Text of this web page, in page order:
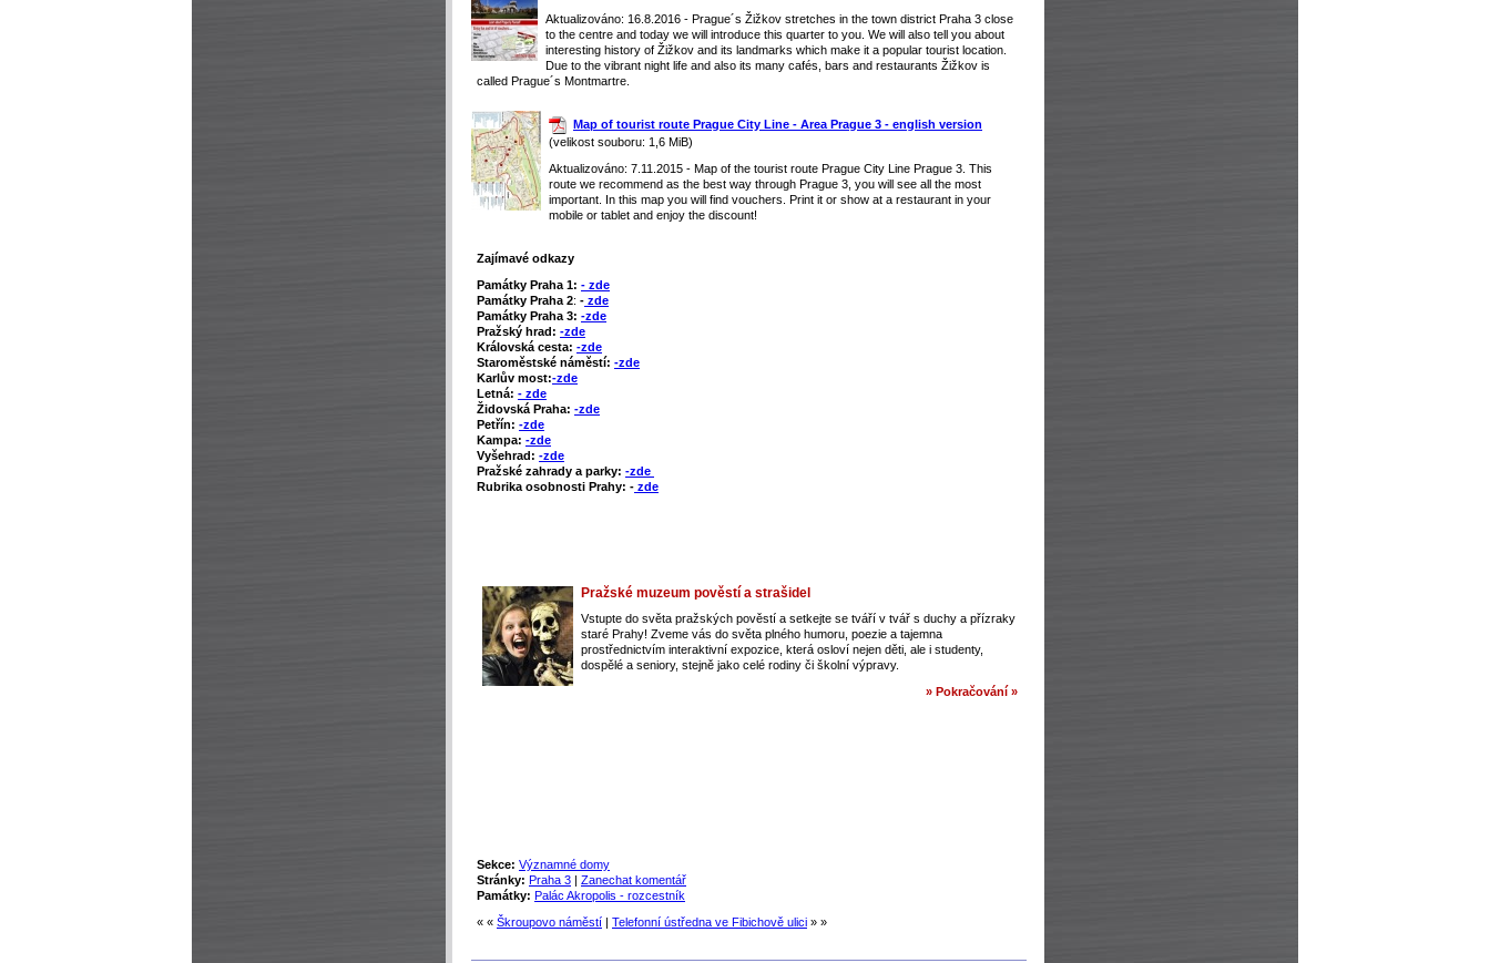
Aktualizováno: 16.8.2016 - Prague´s Žižkov stretches in the town district Praha 3 close
to the centre and today we will introduce this quarter to you. We will also tell you about
interesting history of Žižkov and its landmarks which make it a popular tourist location.
Due to the vibrant night life and also its many cafés, bars and restaurants Žižkov is
called Prague´s Montmartre.
Map of tourist route Prague City Line - Area Prague 3 - english version
(velikost souboru: 1,6 MiB)
Aktualizováno: 7.11.2015 - Map of the tourist route Prague City Line Prague 3. This
route we recommend as the best way through Prague 3, you will see all the most
important. In this map you will find vouchers. Print it or show at a restaurant in your
mobile or tablet and enjoy the discount!
Zajímavé odkazy
Památky Praha 1: - zde
Památky Praha 2: - zde
Památky Praha 3: -zde
Pražský hrad: -zde
Královská cesta: -zde
Staroměstské náměstí: -zde
Karlův most:-zde
Letná: - zde
Židovská Praha: -zde
Petřín: -zde
Kampa: -zde
Vyšehrad: -zde
Pražské zahrady a parky: -zde
Rubrika osobnosti Prahy: - zde
Pražské muzeum pověstí a strašidel
Vstupte do světa pražských pověstí a setkejte se tváří v tvář s duchy a přízraky
staré Prahy! Zveme vás do světa plného humoru, poezie a tajemna
prostřednictvím interaktivní expozice, která osloví nejen děti, ale i studenty,
dospělé a seniory, stejně jako celé rodiny či školní výpravy.
» Pokračování »
Sekce: Významné domy
Stránky: Praha 3
Zanechat komentář
Památky: Palác Akropolis - rozcestník
« « Škroupovo náměstí Telefonní ústředna ve Fibichově ulici » »